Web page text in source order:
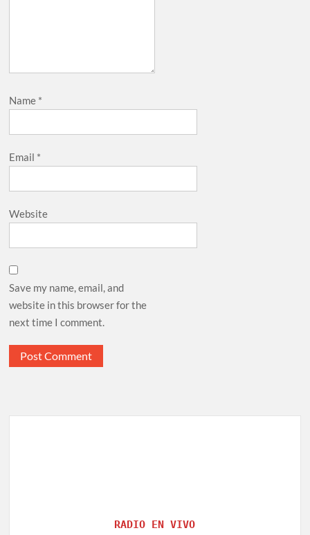
Name *
Email *
Website
Save my name, email, and
website in this browser for the
next time I comment.
RADIO EN VIVO